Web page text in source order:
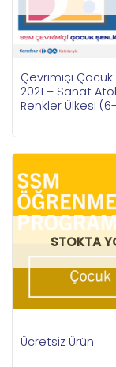
Çevrimiçi Çocuk
2021 – Sanat
Renkler Ülkesi
STOKTA
Ücretsiz Ürün